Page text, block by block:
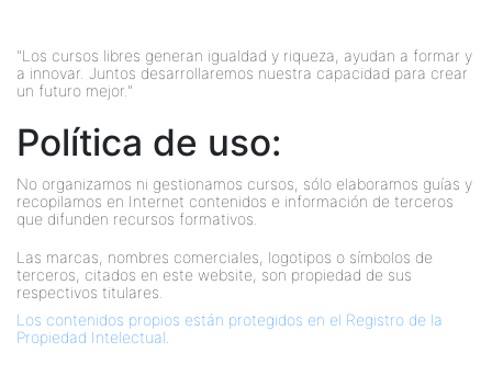
"Los cursos libres generan igualdad y riqueza, ayudan a formar y
a innovar. Juntos desarrollaremos nuestra capacidad para crear
un futuro mejor."
Política de uso:
No organizamos ni gestionamos cursos, sólo elaboramos guías y
recopilamos en Internet contenidos e información de terceros
que difunden recursos formativos.
Las marcas, nombres comerciales, logotipos o símbolos de
terceros, citados en este website, son propiedad de sus
respectivos titulares.
Los contenidos propios están protegidos en el Registro de la
Propiedad Intelectual